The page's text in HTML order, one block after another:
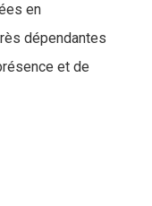
en
dépendantes
et de